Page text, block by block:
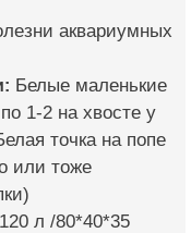
аквариумных
Белые маленькие
1-2 на хвосте у
точка на попе
или тоже
120 л /80*40*35